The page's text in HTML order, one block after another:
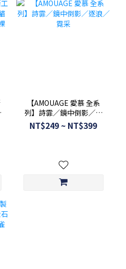
【AMOUAGE 愛慕 全系
列】詩霏／鏡中倒影／逐
浪／霓采
NT$249 ~ NT$399